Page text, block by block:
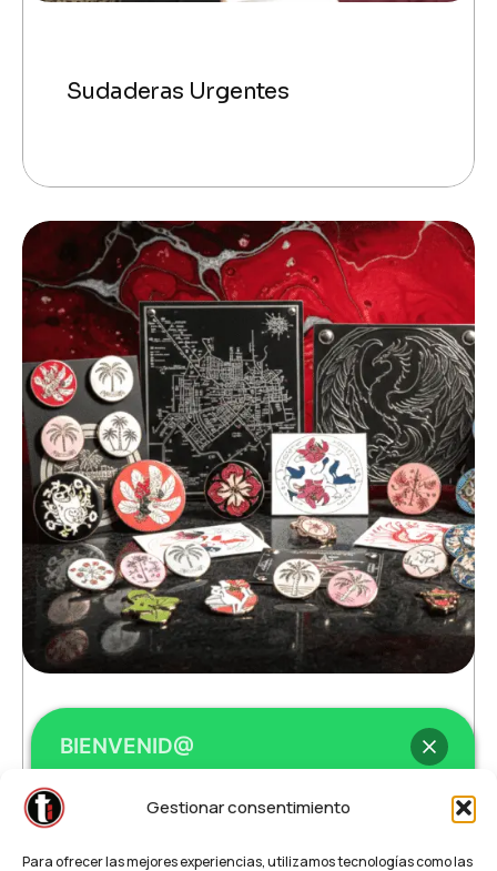
Gestionar consentimiento
Para ofrecer las mejores experiencias, utilizamos tecnologías como las
Sudaderas Urgentes
Chapas / Pines Urgentes
BIENVENID@